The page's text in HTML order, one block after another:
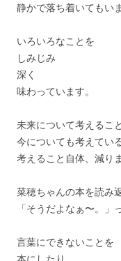
静かで落ち着いてもいま
いろいろなことを
しみじみ
深く
味わっています。
未来について考えるこ
今についても考えてい
考えること自体、減り
菜穂ちゃんの本を読み
「そうだよなぁ〜。」
言葉にできないことを